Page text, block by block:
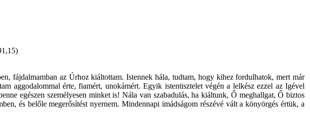
fájdalmamban az Úrhoz kiáltottam. Istennek hála, tudtam, hogy kihez fordulhatok, mert már
aggodalommal érte, fiamért, unokámért. Egyik istentisztelet végén a lelkész ezzel az Igével
egészen személyesen minket is! Nála van szabadulás, ha kiáltunk, Ő meghallgat, Ő biztos
és belőle megerősítést nyernem. Mindennapi imádságom részévé vált a könyörgés értük, a